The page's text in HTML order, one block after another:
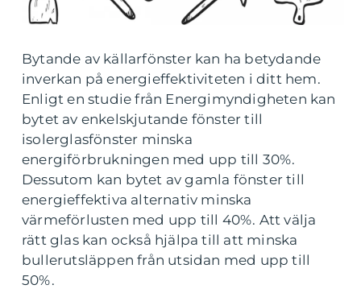
Bytande av källarfönster kan ha betydande
inverkan på energieffektiviteten i ditt hem.
Enligt en studie från Energimyndigheten kan
bytet av enkelskjutande fönster till
isolerglasfönster minska
energiförbrukningen med upp till 30%.
Dessutom kan bytet av gamla fönster till
energieffektiva alternativ minska
värmeförlusten med upp till 40%. Att välja
rätt glas kan också hjälpa till att minska
bullerutsläppen från utsidan med upp till
50%.